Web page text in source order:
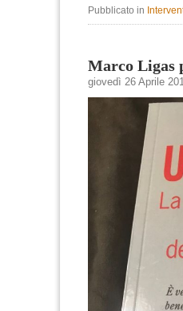
Pubblicato in
Marco Ligas
giovedì 26 Aprile